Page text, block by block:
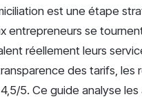
est une étape
entrepreneurs se
réellement leurs
des tarifs, les
5. Ce guide analyse